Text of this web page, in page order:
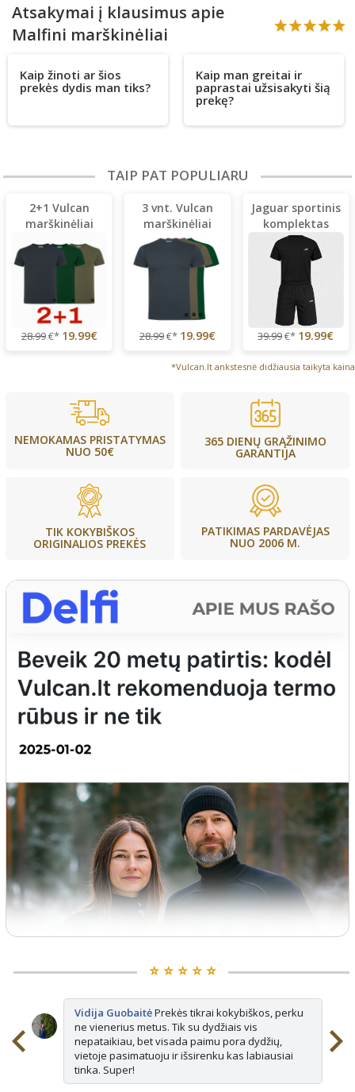
Atsakymai į klausimus apie
Malfini marškinėliai
Kaip žinoti ar šios
prekės dydis man tiks?
Kaip man greitai ir
paprastai užsisakyti šią
prekę?
TAIP PAT POPULIARU
2+1 Vulcan
marškinėliai
28.99€* 19.99€
3 vnt. Vulcan
marškinėliai
28.99€* 19.99€
Jaguar sportinis
komplektas
39.99€* 19.99€
*Vulcan.lt ankstesnė didžiausia taikyta kaina
NEMOKAMAS PRISTATYMAS
NUO 50€
365 DIENŲ GRĄŽINIMO
GARANTIJA
TIK KOKYBIŠKOS
ORIGINALIOS PREKĖS
PATIKIMAS PARDAVĖJAS
NUO 2006 M.
⭐️ ⭐️ ⭐️ ⭐️ ⭐️
Vidija GuobaitėPrekės tikrai kokybiškos, perku
ne vienerius metus. Tik su dydžiais vis
nepataikiau, bet visada paimu pora dydžių,
vietoje pasimatuoju ir išsirenku kas labiausiai
tinka. Super!